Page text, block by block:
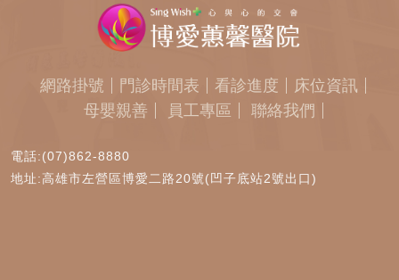
網路掛號 門診時間表 看診進度
床位資訊
母嬰親善
員工專區 聯絡我們
電話:(07)862-8880
地址:高雄市左營區博愛二路20號(凹子底站2號出口)